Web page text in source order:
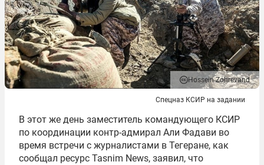
Hossein Zohrevand
Спецназ КСИР на задании
В этот же день заместитель командующего КСИР
по координации контр-адмирал Али Фадави во
время встречи с журналистами в Тегеране, как
сообщал ресурс Tasnim News, заявил, что